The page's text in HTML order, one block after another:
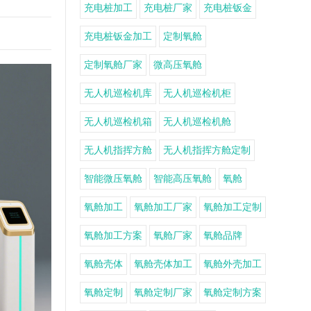
充电桩加工 充电桩厂家 充电桩钣金
充电桩钣金加工 定制氧舱
定制氧舱厂家 微高压氧舱
无人机巡检机库 无人机巡检机柜
无人机巡检机箱 无人机巡检机舱
无人机指挥方舱 无人机指挥方舱定制
智能微压氧舱 智能高压氧舱 氧舱
氧舱加工 氧舱加工厂家 氧舱加工定制
氧舱加工方案 氧舱厂家 氧舱品牌
氧舱壳体 氧舱壳体加工 氧舱外壳加工
氧舱定制 氧舱定制厂家 氧舱定制方案